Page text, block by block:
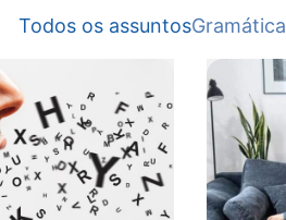
Todos os assuntosGramática